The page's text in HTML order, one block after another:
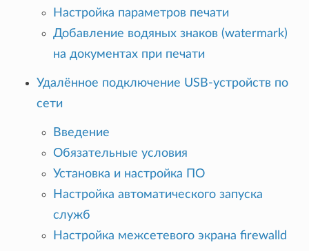
Настройка параметров печати
Добавление водяных знаков (watermark)
на документах при печати
Удалённое подключение USB-устройств по
сети
Введение
Обязательные условия
Установка и настройка ПО
Настройка автоматического запуска
служб
Настройка межсетевого экрана firewalld